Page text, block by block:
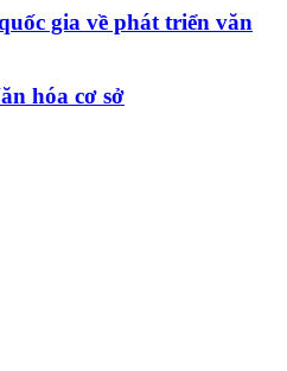
gia về phát triển văn
hóa cơ sở